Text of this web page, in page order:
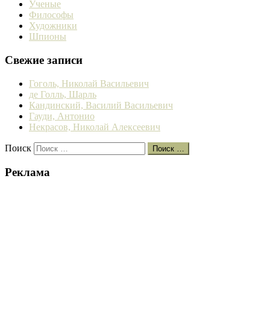
Ученые
Философы
Художники
Шпионы
Свежие записи
Гоголь, Николай Васильевич
де Голль, Шарль
Кандинский, Василий Васильевич
Гауди, Антонио
Некрасов, Николай Алексеевич
Поиск Поиск …
Реклама